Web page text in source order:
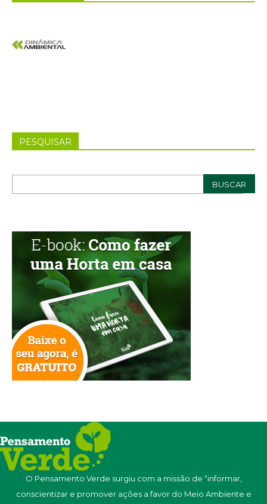
PESQUISAR
O Pensamento Verde surgiu com a missão de “informar,
conscientizar e promover ações a favor do Meio Ambiente e